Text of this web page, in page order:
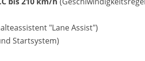
"Lane Assist")
Startsystem)